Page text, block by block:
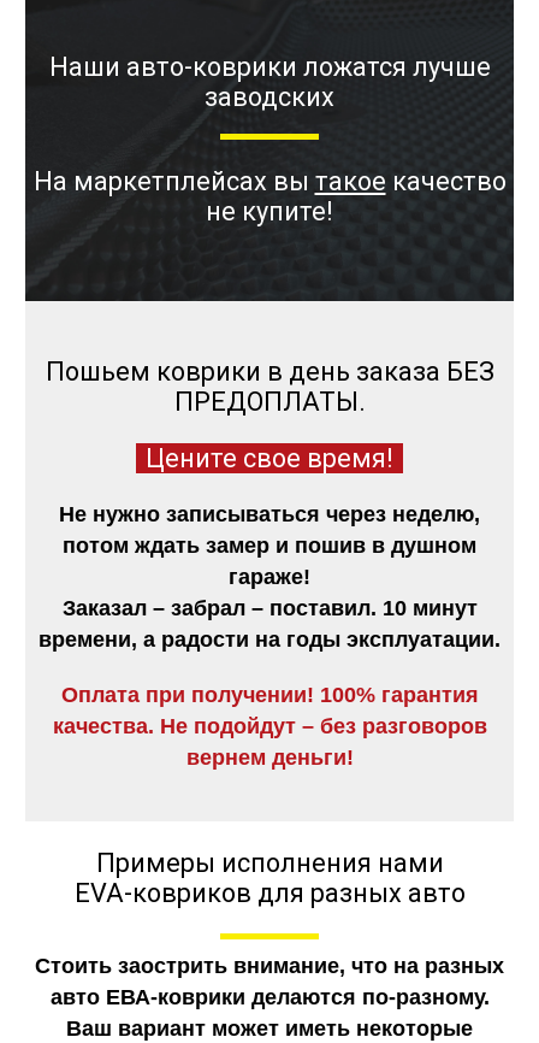
Наши авто-коврики ложатся лучше
заводских
На маркетплейсах вы такое качество
не купите!
Пошьем коврики в день заказа БЕЗ
ПРЕДОПЛАТЫ.
Цените свое время!
Не нужно записываться через неделю,
потом ждать замер и пошив в душном
гараже!
Заказал – забрал – поставил. 10 минут
времени, а радости на годы эксплуатации.
Оплата при получении! 100% гарантия
качества. Не подойдут – без разговоров
вернем деньги!
Примеры исполнения нами
EVA-ковриков для разных авто
Стоить заострить внимание, что на разных
авто ЕВА-коврики делаются по-разному.
Ваш вариант может иметь некоторые